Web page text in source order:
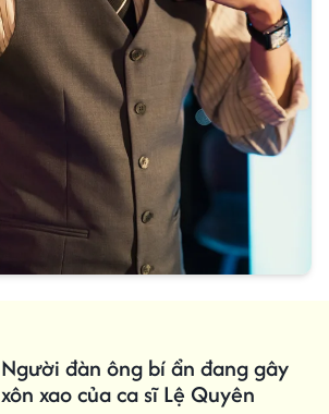
Người đàn ông bí ẩn đang gây
xôn xao của ca sĩ Lệ Quyên